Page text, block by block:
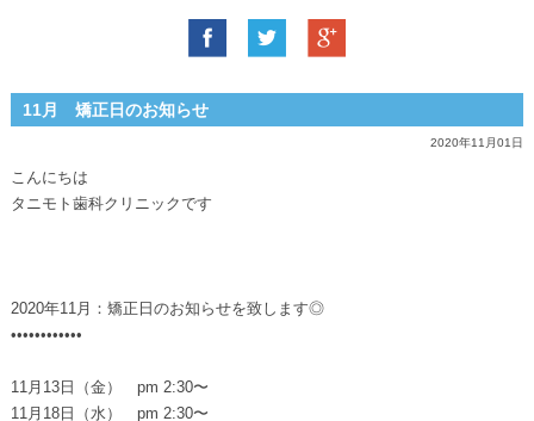
11月 矯正日のお知らせ
2020年11月01日
こんにちは
タニモト歯科クリニックです
2020年11月：矯正日のお知らせを致します◎
••••••••••••
11月13日（金） pm 2:30〜
11月18日（水） pm 2:30〜